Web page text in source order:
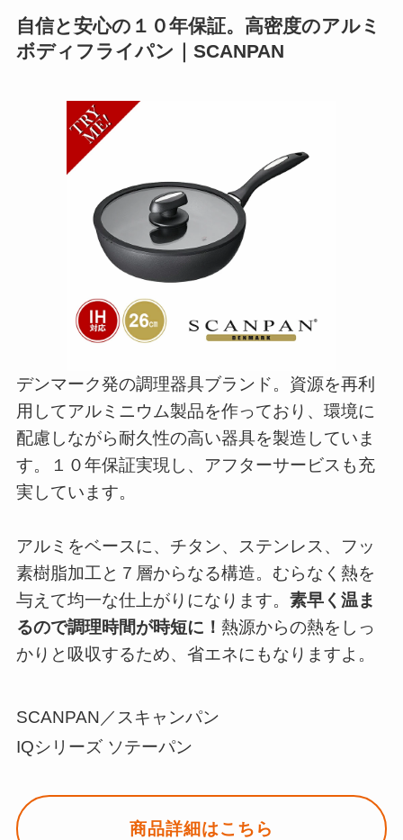
自信と安心の１０年保証。高密度のアルミ
ボディフライパン｜SCANPAN
デンマーク発の調理器具ブランド。資源を再利
用してアルミニウム製品を作っており、環境に
配慮しながら耐久性の高い器具を製造していま
す。１０年保証実現し、アフターサービスも充
実しています。
アルミをベースに、チタン、ステンレス、フッ
素樹脂加工と７層からなる構造。むらなく熱を
与えて均一な仕上がりになります。 素早く温ま
るので調理時間が時短に！ 熱源からの熱をしっ
かりと吸収するため、省エネにもなりますよ。
SCANPAN／スキャンパン
IQシリーズ ソテーパン
商品詳細はこちら